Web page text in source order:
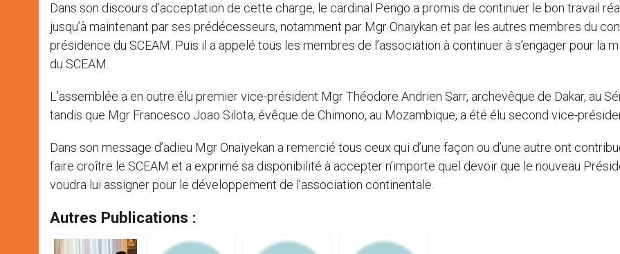
Dans son discours d’acceptation de cette charge, le cardinal Pengo a promis de continuer le bon travail
jusqu’à maintenant par ses prédécesseurs, notamment par Mgr Onaiykan et par les autres membres du
présidence du SCEAM. Puis il a appelé tous les membres de l’association à continuer à s’engager pour la
du SCEAM.
L’assemblée a en outre élu premier vice-président Mgr Théodore Andrien Sarr, archevêque de Dakar, au
tandis que Mgr Francesco Joao Silota, évêque de Chimono, au Mozambique, a été élu second vice-
Dans son message d’adieu Mgr Onaiyekan a remercié tous ceux qui d’une façon ou d’une autre ont
faire croître le SCEAM et a exprimé sa disponibilité à accepter n’importe quel devoir que le nouveau
voudra lui assigner pour le développement de l’association continentale.
Autres Publications :